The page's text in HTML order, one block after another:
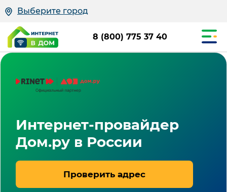
Выберите город
8 (800) 775 37 40
Интернет-провайдер
Дом.ру в России
Проверить адрес